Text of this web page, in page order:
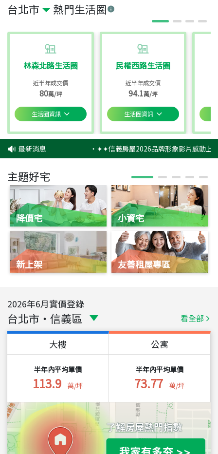
台北市 熱門生活圈
林森北路生活圈
近半年成交價
80萬/坪
生活圈資訊
民權西路生活圈
近半年成交價
94.1萬/坪
生活圈資訊
最新消息 ‧✦✦信義房屋2026品牌形象影片感動上
主題好宅
降價宅
新上架
小資宅
友善租屋專區
2026年6月實價登錄
台北市 ・ 信義區 看全部
大樓
半年內平均單價
113.9 萬/坪
公寓
半年內平均單價
73.77 萬/坪